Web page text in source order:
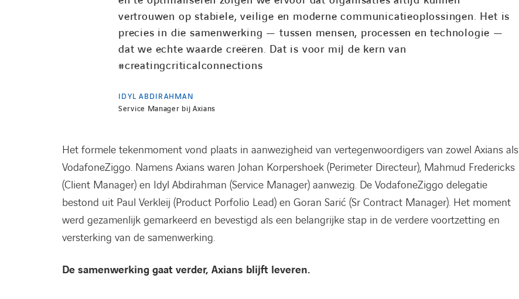
vertrouwen op stabiele, veilige en moderne communicatieoplossingen. Het is
precies in die samenwerking — tussen mensen, processen en technologie —
dat we echte waarde creëren. Dat is voor mij de kern van
#creatingcriticalconnections
IDYL ABDIRAHMAN
Service Manager bij Axians
Het formele tekenmoment vond plaats in aanwezigheid van vertegenwoordigers van zowel Axians als
VodafoneZiggo. Namens Axians waren Johan Korpershoek (Perimeter Directeur), Mahmud Fredericks
(Client Manager) en Idyl Abdirahman (Service Manager) aanwezig. De VodafoneZiggo delegatie
bestond uit Paul Verkleij (Product Porfolio Lead) en Goran Sarić (Sr Contract Manager). Het moment
werd gezamenlijk gemarkeerd en bevestigd als een belangrijke stap in de verdere voortzetting en
versterking van de samenwerking.
De samenwerking gaat verder, Axians blijft leveren.